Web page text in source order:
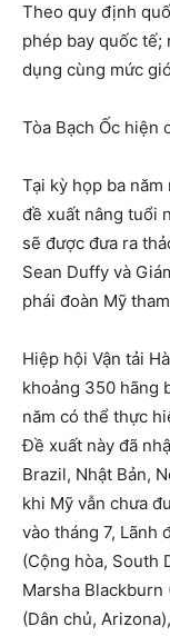
Theo quy định
phép bay quốc tế;
dụng cùng mức
Tòa Bạch Ốc hiện
Tại kỳ họp ba năm
đề xuất nâng tuổi
sẽ được đưa ra
Sean Duffy và
phái đoàn Mỹ
Hiệp hội Vận tải
khoảng 350 hãng
năm có thể thực
Đề xuất này đã
Brazil, Nhật Bản,
khi Mỹ vẫn chưa
vào tháng 7, Lãnh
(Cộng hòa, South
Marsha Blackburn
(Dân chủ,